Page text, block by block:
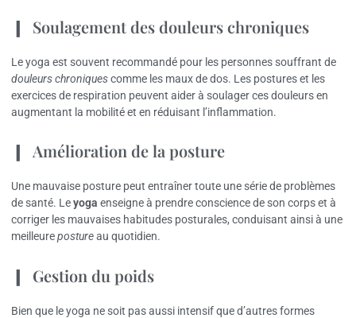
Soulagement des douleurs chroniques
Le yoga est souvent recommandé pour les personnes souffrant de
douleurs chroniquescomme les maux de dos. Les postures et les
exercices de respiration peuvent aider à soulager ces douleurs en
augmentant la mobilité et en réduisant l’inflammation.
Amélioration de la posture
Une mauvaise posture peut entraîner toute une série de problèmes
de santé. Leyoga enseigne à prendre conscience de son corps et à
corriger les mauvaises habitudes posturales, conduisant ainsi à une
meilleurepostureau quotidien.
Gestion du poids
Bien que le yoga ne soit pas aussi intensif que d’autres formes